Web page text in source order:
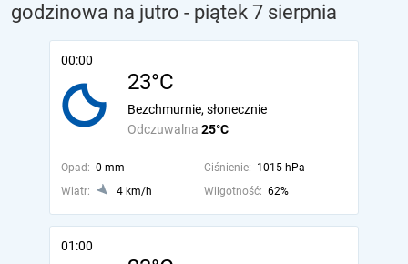
godzinowa na jutro - piątek 7 sierpnia
00:00
23°C
Odczuwalna 25°C
Bezchmurnie, słonecznie
Opad: 0 mm Ciśnienie: 1015 hPa
Wiatr:
4 km/h Wilgotność: 62%
01:00